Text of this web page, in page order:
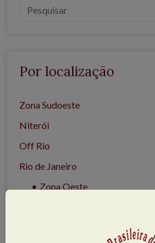
Por localização
Zona Sudoeste
Niterói
Off Rio
Rio de Janeiro
Zona Oeste